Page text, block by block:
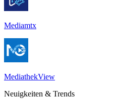
Mediamtx
MediathekView
Neuigkeiten & Trends